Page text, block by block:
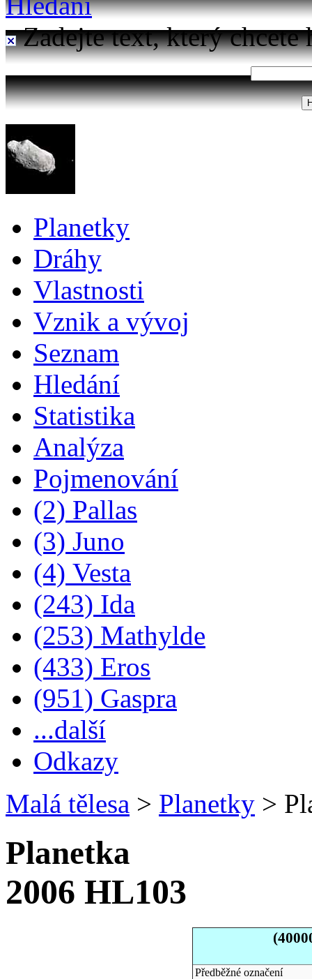
Zadejte text, který chcete
Planetky
Dráhy
Vlastnosti
Vznik a vývoj
Seznam
Hledání
Statistika
Analýza
Pojmenování
(2) Pallas
(3) Juno
(4) Vesta
(243) Ida
(253) Mathylde
(433) Eros
(951) Gaspra
...další
Odkazy
Malá tělesa > Planetky >
Planetka
2006 HL103
Předběžné označení